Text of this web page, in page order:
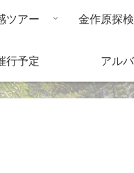
ツアー 金作原探
行予定 アル